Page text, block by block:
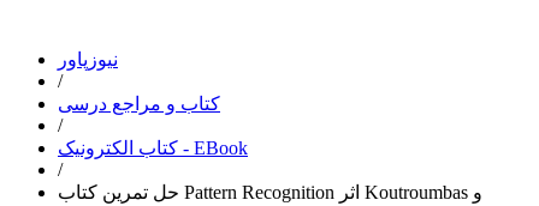
نیوزپاور
/
کتاب و مراجع درسی
/
کتاب الکترونیک - EBook
/
حل تمرین کتاب Pattern Recognition اثر Koutroumbas و